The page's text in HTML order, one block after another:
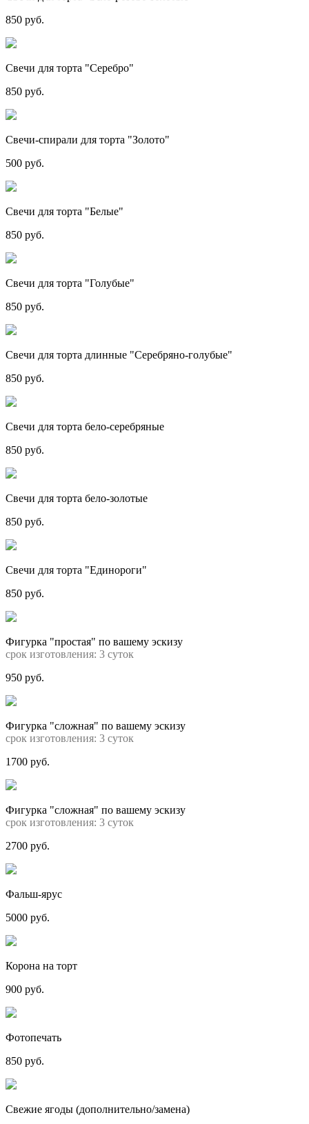
850 руб.
Свечи для торта "Серебро"
850 руб.
Свечи-спирали для торта "Золото"
500 руб.
Свечи для торта "Белые"
850 руб.
Свечи для торта "Голубые"
850 руб.
Свечи для торта длинные "Серебряно-голубые"
850 руб.
Свечи для торта бело-серебряные
850 руб.
Свечи для торта бело-золотые
850 руб.
Свечи для торта "Единороги"
850 руб.
Фигурка "простая" по вашему эскизу
срок изготовления: 3 суток
950 руб.
Фигурка "сложная" по вашему эскизу
срок изготовления: 3 суток
1700 руб.
Фигурка "сложная" по вашему эскизу
срок изготовления: 3 суток
2700 руб.
Фальш-ярус
5000 руб.
Корона на торт
900 руб.
Фотопечать
850 руб.
Свежие ягоды (дополнительно/замена)